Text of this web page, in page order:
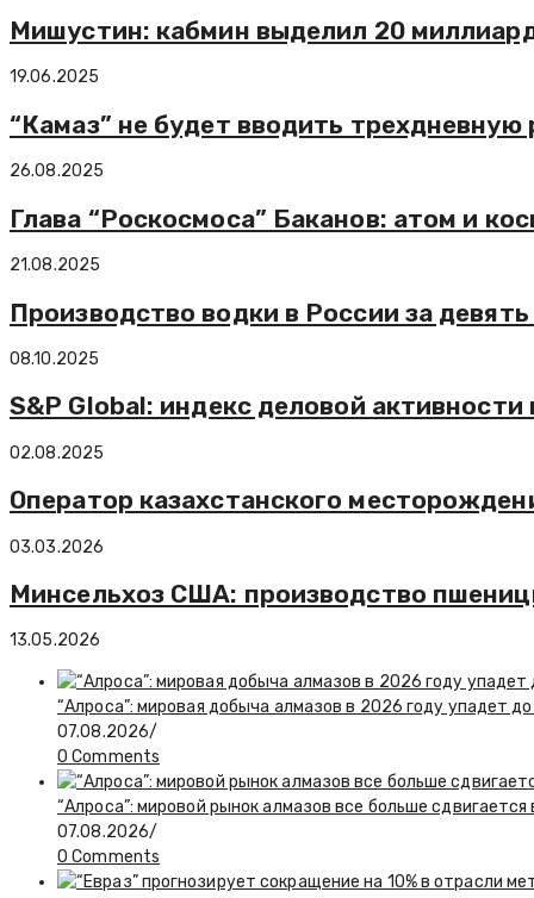
Мишустин: кабмин выделил 20
19.06.2025
“Камаз” не будет вводить
26.08.2025
Глава “Роскосмоса” Баканов: атом и
21.08.2025
Производство водки в России за
08.10.2025
S&P Global: индекс деловой
02.08.2025
Оператор казахстанского
03.03.2026
Минсельхоз США: производство
13.05.2026
“Алроса”: мировая добыча алмазов в 2026 году упадет
07.08.2026/
0 Comments
“Алроса”: мировой рынок алмазов все больше
07.08.2026/
0 Comments